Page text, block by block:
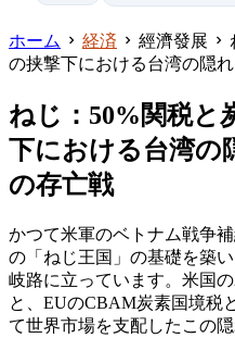
ホーム 経済 經濟發展
の挟撃下における台湾の隠
ねじ：50%関税と
下における台湾の
の存亡戦
かつて米軍のベトナム戦争
の「ねじ王国」の基礎を築
岐路に立っています。米国
と、EUのCBAM炭素国境税
て世界市場を支配したこの